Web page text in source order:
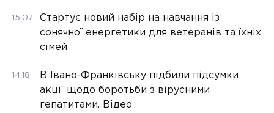
15:07
Стартує новий набір на навчання із
сонячної енергетики для ветеранів та їхніх
сімей
14:18
В Івано-Франківську підбили підсумки
акції щодо боротьби з вірусними
гепатитами. Відео